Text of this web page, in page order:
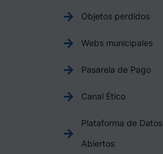
Objetos perdidos
Webs municipales
Pasarela de Pago
Canal Ético
Plataforma de Datos
Abiertos